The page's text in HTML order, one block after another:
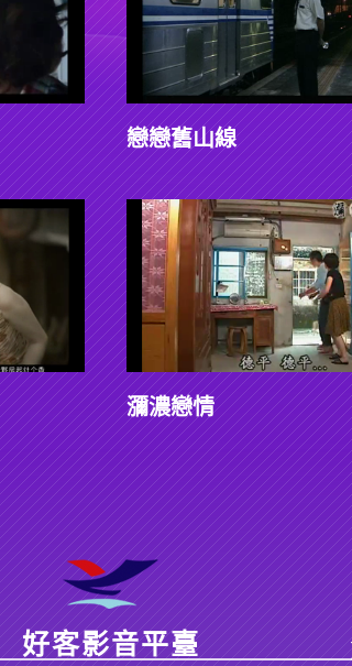
戀戀舊山線
瀰濃戀情
好客影音平臺